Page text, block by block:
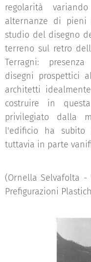
regolarità
alternanze di
studio del disegno
terreno sul retro
Terragni:
disegni prospettici
architetti
costruire in
privilegiato dalla
l'edificio ha
tuttavia in parte
(Ornella Selvafolta -
Prefigurazioni